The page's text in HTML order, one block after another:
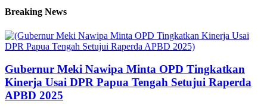
Breaking News
Gubernur Meki Nawipa Minta OPD Tingkatkan
Kinerja Usai DPR Papua Tengah Setujui Raperda
APBD 2025